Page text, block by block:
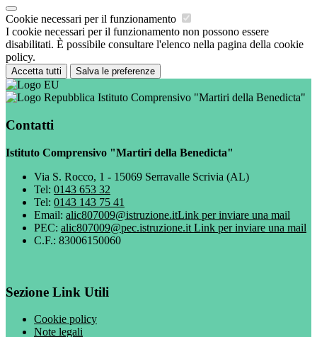
Cookie necessari per il funzionamento
I cookie necessari per il funzionamento non possono essere
disabilitati. È possibile consultare l'elenco nella pagina della cookie
policy.
Accetta tutti Salva le preferenze
Istituto Comprensivo "Martiri della Benedicta"
Contatti
Istituto Comprensivo "Martiri della Benedicta"
Via S. Rocco, 1 - 15069 Serravalle Scrivia (AL)
Tel: 0143 653 32
Tel: 0143 143 75 41
Email: alic807009@istruzione.itLink per inviare una mail
PEC: alic807009@pec.istruzione.it Link per inviare una mail
C.F.: 83006150060
Sezione Link Utili
Cookie policy
Note legali